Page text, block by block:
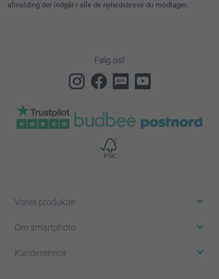
afmelding der indgår i alle de nyhedsbreve du modtager.
Følg os!
Vores produkter
Fotokort
Fotobøger
Om smartphoto
For affiliate
Kundeservice